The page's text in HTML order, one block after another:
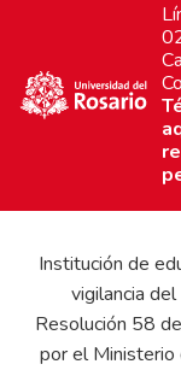
Institución de
vigilancia del
Resolución 58
por el Ministerio